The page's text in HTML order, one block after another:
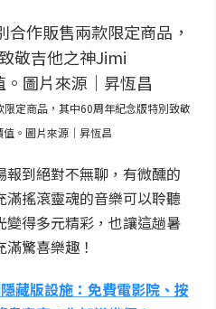
定商品，其中60周年紀念版特別致敬
。圖片來源｜昇恆昌
到絕對不無聊，有微醺的
滿搖滾靈魂的音樂可以聆聽
得多元精彩，也讓這趟暑
驚喜樂趣！
藏版設施：免費電影院、按